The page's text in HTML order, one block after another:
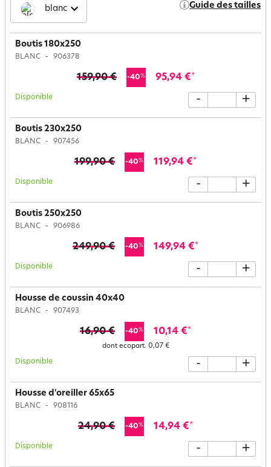
blanc Guide des tailles
Boutis 180x250
BLANC 906378
159,90 € -40% 95,94 €*
Disponible - +
Boutis 230x250
BLANC 907456
199,90 € -40% 119,94 €*
Disponible - +
Boutis 250x250
BLANC 906986
249,90 € -40% 149,94 €*
Disponible - +
Housse de coussin 40x40
BLANC 907493
16,90 € -40% 10,14 €*
dont ecopart. 0,07 €
Disponible - +
Housse d'oreiller 65x65
BLANC 908116
24,90 € -40% 14,94 €*
Disponible - +